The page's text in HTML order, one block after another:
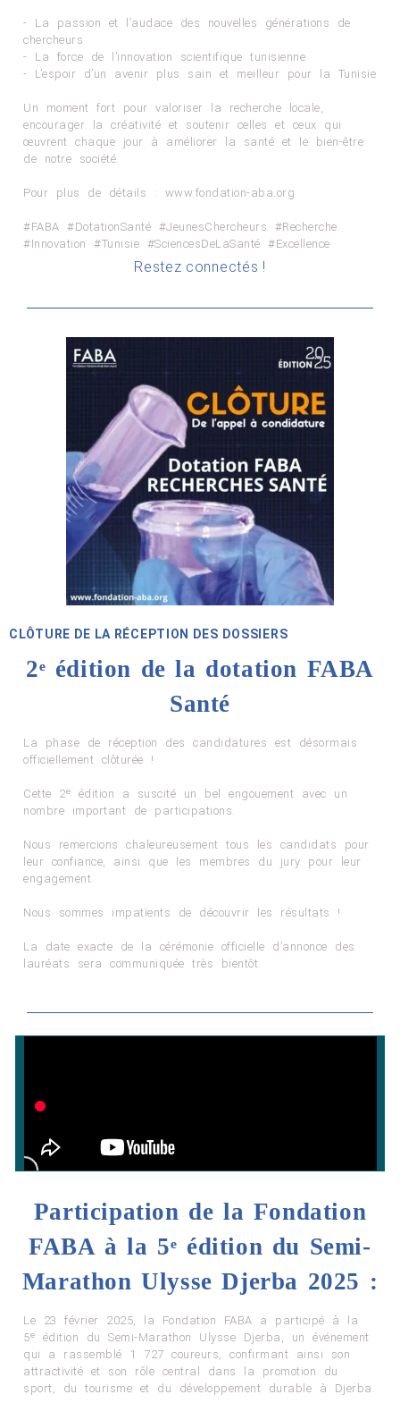
- La passion et l’audace des nouvelles générations de
chercheurs
- La force de l’innovation scientifique tunisienne
- L’espoir d’un avenir plus sain et meilleur pour la Tunisie
Un moment fort pour valoriser la recherche locale,
encourager la créativité et soutenir celles et ceux qui
œuvrent chaque jour à améliorer la santé et le bien-être
de notre société.
Pour plus de détails : www.fondation-aba.org
#FABA #DotationSanté #JeunesChercheurs #Recherche
#Innovation #Tunisie #SciencesDeLaSanté #Excellence
Restez connectés !
CLÔTURE DE LA RÉCEPTION DES DOSSIERS
2ᵉ édition de la dotation FABA
Santé
La phase de réception des candidatures est désormais
officiellement clôturée !
Cette 2ᵉ édition a suscité un bel engouement avec un
nombre important de participations.
Nous remercions chaleureusement tous les candidats pour
leur confiance, ainsi que les membres du jury pour leur
engagement.
Nous sommes impatients de découvrir les résultats !
La date exacte de la cérémonie officielle d’annonce des
lauréats sera communiquée très bientôt.
Participation de la Fondation
FABA à la 5ᵉ édition du Semi-
Marathon Ulysse Djerba 2025 :
Le 23 février 2025, la Fondation FABA a participé à la
5ᵉ édition du Semi-Marathon Ulysse Djerba, un événement
qui a rassemblé 1 727 coureurs, confirmant ainsi son
attractivité et son rôle central dans la promotion du
sport, du tourisme et du développement durable à Djerba.